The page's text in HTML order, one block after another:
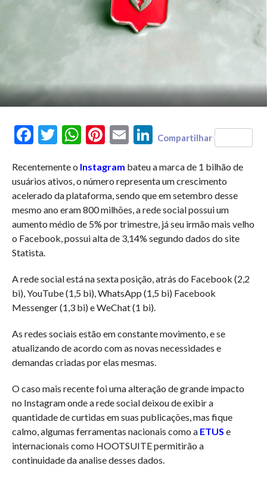
FacebookTwitterWhatsAppPinterest
Email LinkedIn
Compartilhar
Recentemente o Instagram bateu a marca de 1 bilhão de
usuários ativos, o número representa um crescimento
acelerado da plataforma, sendo que em setembro desse
mesmo ano eram 800 milhões, a rede social possui um
aumento médio de 5% por trimestre, já seu irmão mais velho
o Facebook, possui alta de 3,14% segundo dados do site
Statista.
A rede social está na sexta posição, atrás do Facebook (2,2
bi), YouTube (1,5 bi), WhatsApp (1,5 bi) Facebook
Messenger (1,3 bi) e WeChat (1 bi).
As redes sociais estão em constante movimento, e se
atualizando de acordo com as novas necessidades e
demandas criadas por elas mesmas.
O caso mais recente foi uma alteração de grande impacto
no Instagram onde a rede social deixou de exibir a
quantidade de curtidas em suas publicações, mas fique
calmo, algumas ferramentas nacionais como a ETUS e
internacionais como HOOTSUITE permitirão a
continuidade da analise desses dados.